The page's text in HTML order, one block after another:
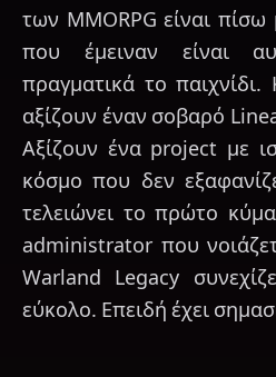
των MMORPG είναι
που έμειναν είναι
πραγματικά το παιχνίδι.
αξίζουν έναν σοβαρό
Αξίζουν ένα project με
κόσμο που δεν
τελειώνει το πρώτο
administrator που
Warland Legacy
εύκολο. Επειδή έχει